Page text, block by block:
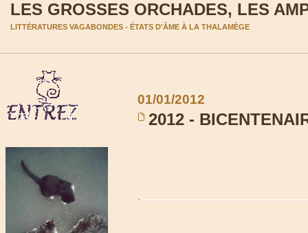
LES GROSSES ORCHADES, LES
LITTÉRATURES VAGABONDES - ÉTATS D'ÂME À LA THALAMÈGE
01/01/2012
2012 -